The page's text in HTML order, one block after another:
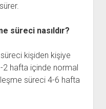
süreci nasıldır?
kişiden kişiye
2 hafta içinde normal
süreci 4-6 hafta